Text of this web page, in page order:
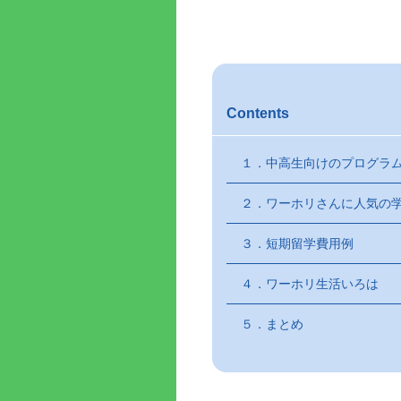
Contents
１．中高生向けのプログラ
２．ワーホリさんに人気の
３．短期留学費用例
４．ワーホリ生活いろは
５．まとめ